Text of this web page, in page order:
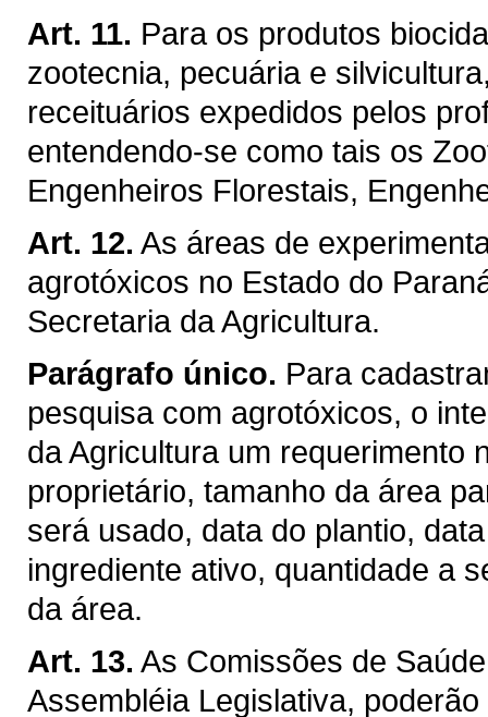
Art. 11. Para os produtos
zootecnia, pecuária e
receituários expedidos pelos
entendendo-se como tais os
Engenheiros Florestais,
Art. 12. As áreas de
agrotóxicos no Estado do
Secretaria da Agricultura.
Parágrafo único. Para
pesquisa com agrotóxicos, o
da Agricultura um requerimento
proprietário, tamanho da área
será usado, data do plantio,
ingrediente ativo, quantidade a
da área.
Art. 13. As Comissões de
Assembléia Legislativa,